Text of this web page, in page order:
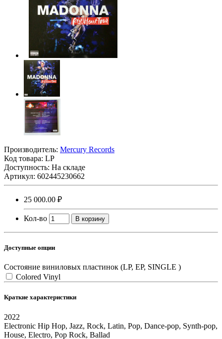
Производитель: Mercury Records
Код товара: LP
Доступность: На складе
Артикул: 602445230662
25 000.00 ₽
Кол-во В корзину
Доступные опции
Состояние виниловых пластинок (LP, EP, SINGLE )
Colored Vinyl
Краткие характеристики
2022
Electronic Hip Hop, Jazz, Rock, Latin, Pop, Dance-pop, Synth-pop,
House, Electro, Pop Rock, Ballad